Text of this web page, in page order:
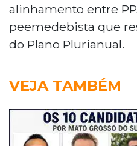
alinhamento entre
peemedebista que
do Plano Plurianual.
VEJA TAMBÉM